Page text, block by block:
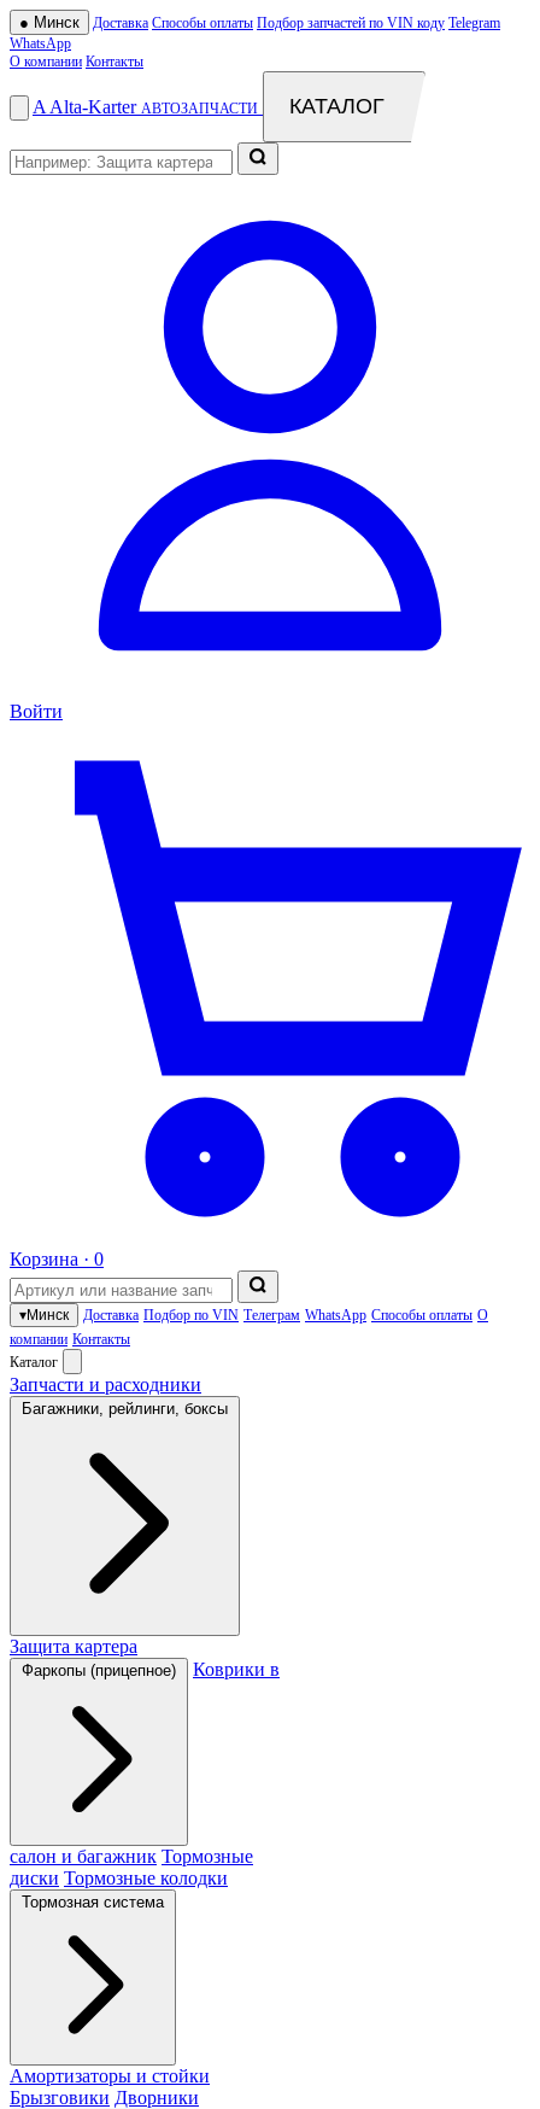
● Минск Доставка Способы оплаты Подбор запчастей по VIN коду Telegram
WhatsApp
О компании Контакты
A Alta-Karter АВТОЗАПЧАСТИ КАТАЛОГ
Войти
Корзина · 0
▾Минск Доставка Подбор по VIN Телеграм WhatsApp Способы оплаты О
компании Контакты
Каталог
Запчасти и расходники
Багажники, рейлинги, боксы
Защита картера
Фаркопы (прицепное) Коврики в
салон и багажник Тормозные
диски Тормозные колодки
Тормозная система
Амортизаторы и стойки
Брызговики Дворники